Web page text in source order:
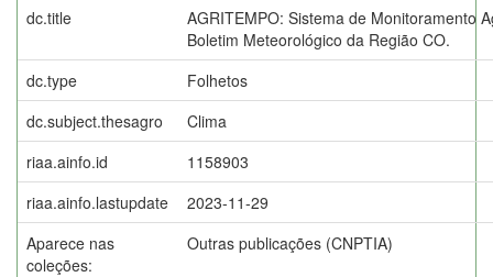
dc.title
AGRITEMPO: Sistema de Monitoramento
Boletim Meteorológico da Região CO.
dc.type
Folhetos
dc.subject.thesagro
Clima
riaa.ainfo.id
1158903
riaa.ainfo.lastupdate
2023-11-29
Aparece nas
coleções:
Outras publicações (CNPTIA)